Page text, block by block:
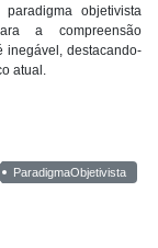
objetivista
a compreensão
inegável, destacando-
atual.
ParadigmaObjetivista